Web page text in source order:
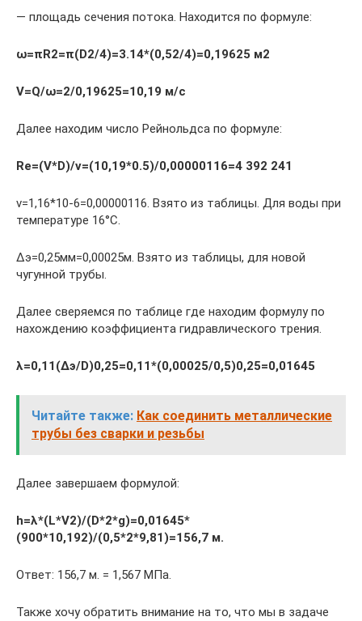
— площадь сечения потока. Находится по формуле:
ω=πR2=π(D2/4)=3.14*(0,52/4)=0,19625 м2
V=Q/ω=2/0,19625=10,19 м/с
Далее находим число Рейнольдса по формуле:
Re=(V*D)/ν=(10,19*0.5)/0,00000116=4 392 241
ν=1,16*10-6=0,00000116. Взято из таблицы. Для воды при
температуре 16°С.
Δэ=0,25мм=0,00025м. Взято из таблицы, для новой
чугунной трубы.
Далее сверяемся по таблице где находим формулу по
нахождению коэффициента гидравлического трения.
λ=0,11(Δэ/D)0,25=0,11*(0,00025/0,5)0,25=0,01645
Читайте также: Как соединить металлические
трубы без сварки и резьбы
Далее завершаем формулой:
h=λ*(L*V2)/(D*2*g)=0,01645*
(900*10,192)/(0,5*2*9,81)=156,7 м.
Ответ: 156,7 м. = 1,567 МПа.
Также хочу обратить внимание на то, что мы в задаче